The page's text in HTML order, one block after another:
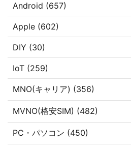
Android (657)
Apple (602)
DIY (30)
IoT (259)
MNO(キャリア) (356)
MVNO(格安SIM) (482)
PC・パソコン (450)